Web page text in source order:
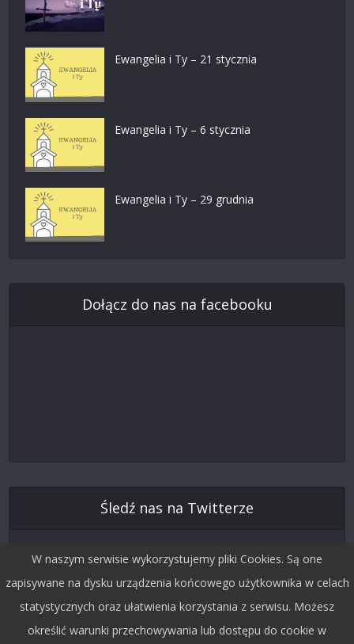
Ewangelia i Ty – 21 stycznia
Ewangelia i Ty – 6 stycznia
Ewangelia i Ty – 29 grudnia
Dołącz do nas na facebooku
Śledź nas na Twitterze
W naszym serwisie wykorzystujemy pliki Cookies. Są one
zapisywane na dysku urządzenia końcowego użytkownika w celach
statystycznych oraz ułatwienia korzystania z serwisu. Możesz
określić warunki przechowywania lub dostępu do cookie w